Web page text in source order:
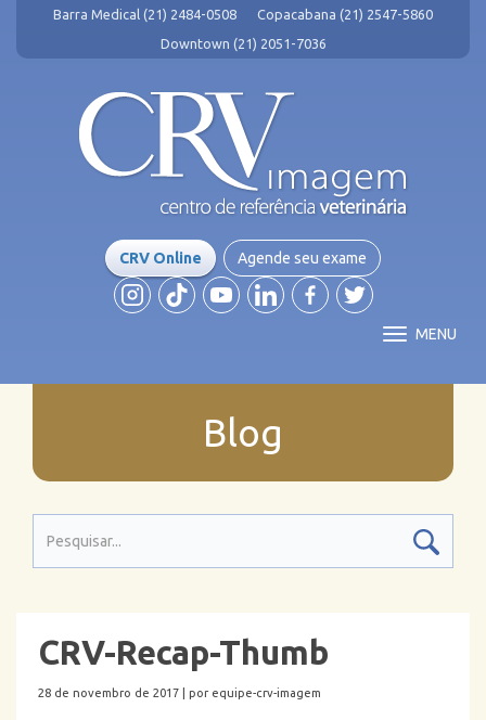
Barra Medical (21) 2484-0508
Copacabana (21) 2547-5860
Downtown (21) 2051-7036
CRV Online Agende seu exame
MENU
Blog
CRV-Recap-Thumb
28 de novembro de 2017 | por equipe-crv-imagem